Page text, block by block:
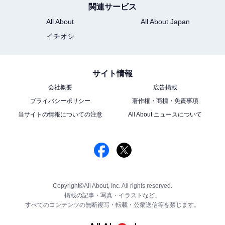
関連サービス
All About
All About Japan
イチオシ
サイト情報
会社概要
広告掲載
プライバシーポリシー
著作権・商標・免責事項
当サイトの情報についての注意
All About ニュースについて
Copyright©All About, Inc. All rights reserved.
掲載の記事・写真・イラストなど、
すべてのコンテンツの無断複写・転載・公衆送信等を禁じます。